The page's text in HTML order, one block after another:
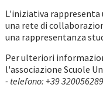
L'iniziativa
una rete di
una rappresentanza
Per ulteriori
l'associazione Scuole
- telefono: +39